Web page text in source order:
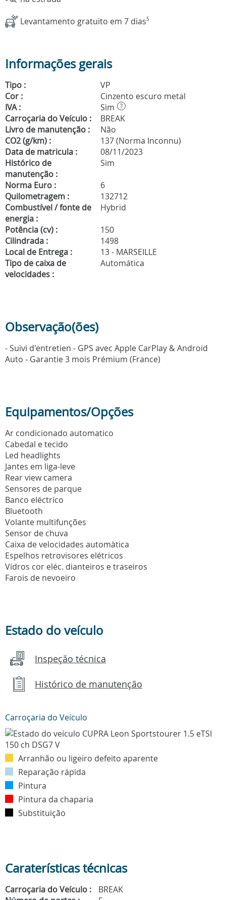
Levantamento gratuito em 7 dias5
Informações gerais
Tipo :
VP
Cor :
Cinzento escuro metal
IVA :
Sim ?
Carroçaria do Veículo :
BREAK
Livro de manutenção :
Não
CO2 (g/km) :
137 (Norma Inconnu)
Data de matricula :
08/11/2023
Histórico de
manutenção :
Sim
Norma Euro :
6
Quilometragem :
132712
Combustível / fonte de
energia :
Hybrid
Potência (cv) :
150
Cilindrada :
1498
Local de Entrega :
13 - MARSEILLE
Tipo de caixa de
velocidades :
Automática
Observação(ões)
- Suivi d'entretien - GPS avec Apple CarPlay & Android
Auto - Garantie 3 mois Prémium (France)
Equipamentos/Opções
Ar condicionado automatico
Cabedal e tecido
Led headlights
Jantes em liga-leve
Rear view camera
Sensores de parque
Banco eléctrico
Bluetooth
Volante multifunções
Sensor de chuva
Caixa de velocidades automàtica
Espelhos retrovisores elétricos
Vidros cor eléc. dianteiros e traseiros
Farois de nevoeiro
Estado do veículo
Inspeção técnica
Histórico de manutenção
Carroçaria do Veículo
Arranhão ou ligeiro defeito aparente
Reparação rápida
Pintura
Pintura da chaparia
Substituição
Caraterísticas técnicas
Carroçaria do Veículo :
BREAK